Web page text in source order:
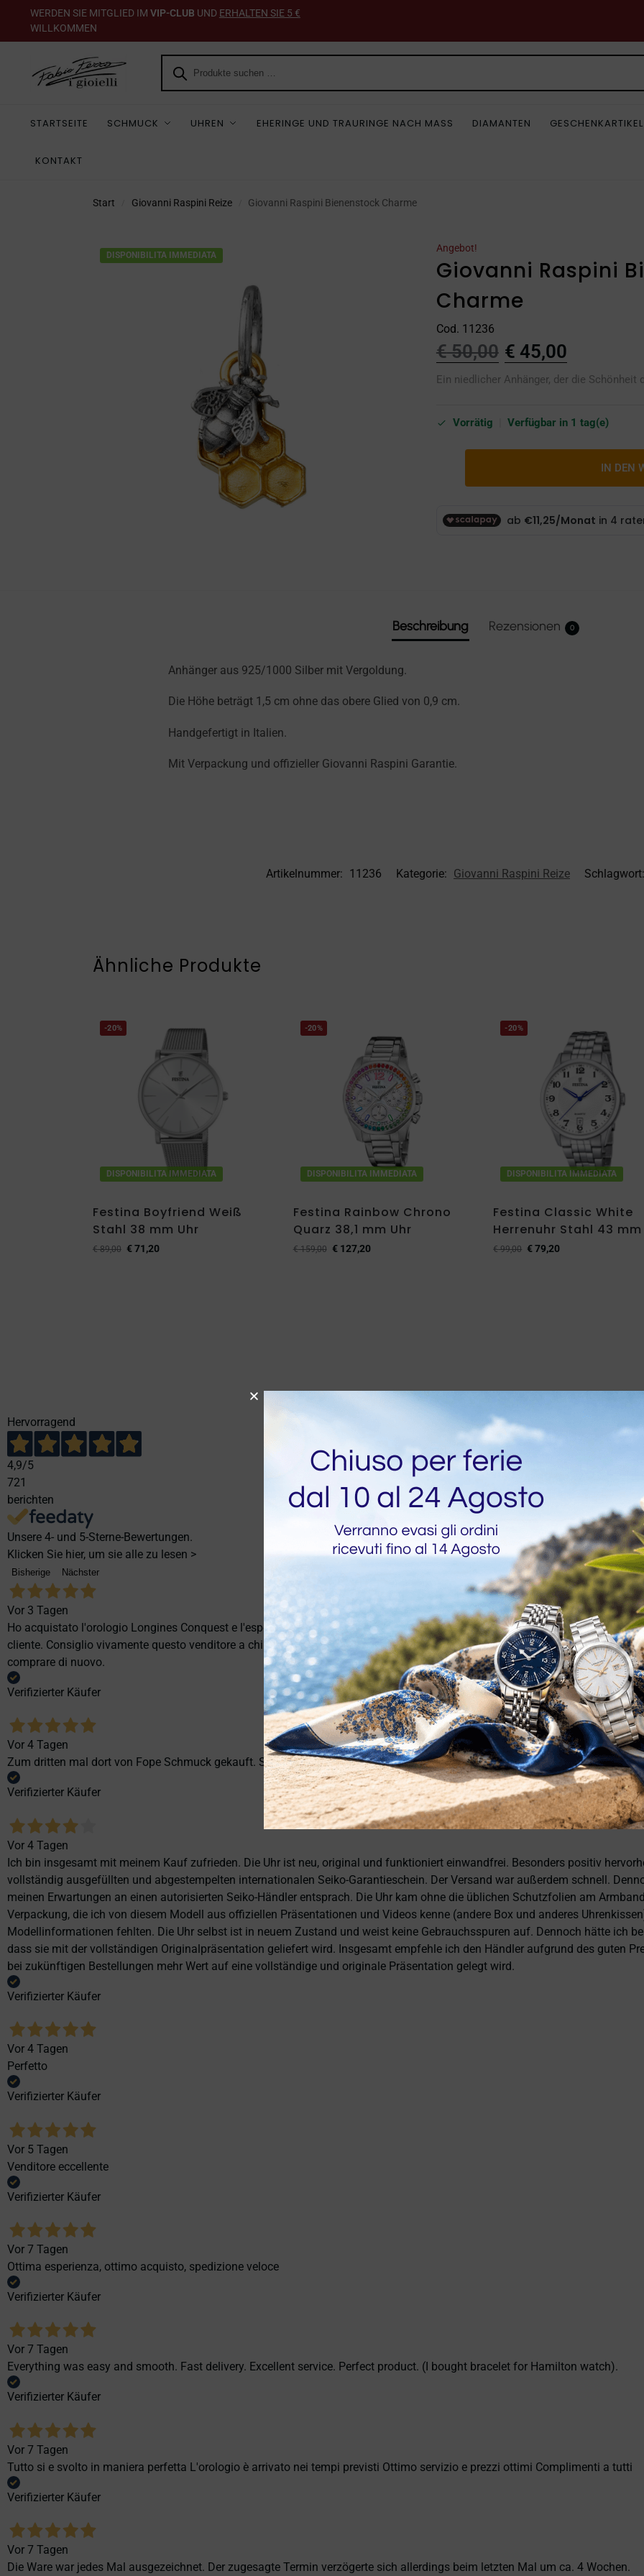
WERDEN SIE MITGLIED IM VIP-CLUB UND ERHALTEN SIE 5 €
WILLKOMMEN
STARTSEITE SCHMUCK UHREN EHERINGE UND TRAURINGE NACH MASS DIAMANTEN GESCHENKARTIKEL
KONTAKT
Start Giovanni Raspini Reize Giovanni Raspini Bienenstock Charme
DISPONIBILITA IMMEDIATA
Angebot!
Giovanni Raspini
Charme
Cod. 11236
€50,00 € 45,00
Ein niedlicher Anhänger, der die Schönheit
Vorrätig Verfügbar in 1 tag(e)
IN DEN
Beschreibung Rezensionen 0
Anhänger aus 925/1000 Silber mit Vergoldung.
Die Höhe beträgt 1,5 cm ohne das obere Glied von 0,9 cm.
Handgefertigt in Italien.
Mit Verpackung und offizieller Giovanni Raspini Garantie.
Artikelnummer: 11236 Kategorie: Giovanni Raspini Reize Schlagwort:
Ähnliche Produkte
-20%
DISPONIBILITA IMMEDIATA
Festina Boyfriend Weiß
Stahl 38 mm Uhr
€89,00 €71,20
-20%
DISPONIBILITA IMMEDIATA
Festina Rainbow Chrono
Quarz 38,1 mm Uhr
€159,00 €127,20
-20%
DISPONIBILITA IMMEDIATA
Festina Classic White
Herrenuhr Stahl 43 mm
€99,00 €79,20
Hervorragend
4,9/5
721
berichten
Unsere 4- und 5-Sterne-Bewertungen.
Klicken Sie hier, um sie alle zu lesen >
Bisherige Nächster
Vor 3 Tagen
Ho acquistato l'orologio Longines Conquest e l'esperienza è stata eccellente. Anche il servizio è stato impeccabile:
cliente. Consiglio vivamente questo venditore a chi cerca professionalità, affidabilità e prodotti di altissimo livello. Sono
comprare di nuovo.
Verifizierter Käufer
Vor 4 Tagen
Zum dritten mal dort von Fope Schmuck gekauft. Super Service, tolle Preise! Ich kann Fabio Ferro ohne Bedenken
Verifizierter Käufer
Vor 4 Tagen
Ich bin insgesamt mit meinem Kauf zufrieden. Die Uhr ist neu, original und funktioniert einwandfrei. Besonders positiv
vollständig ausgefüllten und abgestempelten internationalen Seiko-Garantieschein. Der Versand war außerdem schnell.
meinen Erwartungen an einen autorisierten Seiko-Händler entsprach. Die Uhr kam ohne die üblichen Schutzfolien am
Verpackung, die ich von diesem Modell aus offiziellen Präsentationen und Videos kenne (andere Box und anderes
Modellinformationen fehlten. Die Uhr selbst ist in neuem Zustand und weist keine Gebrauchsspuren auf. Dennoch hätte ich
dass sie mit der vollständigen Originalpräsentation geliefert wird. Insgesamt empfehle ich den Händler aufgrund des guten
bei zukünftigen Bestellungen mehr Wert auf eine vollständige und originale Präsentation gelegt wird.
Verifizierter Käufer
Vor 4 Tagen
Perfetto
Verifizierter Käufer
Vor 5 Tagen
Venditore eccellente
Verifizierter Käufer
Vor 7 Tagen
Ottima esperienza, ottimo acquisto, spedizione veloce
Verifizierter Käufer
Vor 7 Tagen
Everything was easy and smooth. Fast delivery. Excellent service. Perfect product. (I bought bracelet for Hamilton watch).
Verifizierter Käufer
Vor 7 Tagen
Tutto si e svolto in maniera perfetta L'orologio è arrivato nei tempi previsti Ottimo servizio e prezzi ottimi Complimenti a tutti
Verifizierter Käufer
Vor 7 Tagen
Die Ware war jedes Mal ausgezeichnet. Der zugesagte Termin verzögerte sich allerdings beim letzten Mal um ca. 4 Wochen.